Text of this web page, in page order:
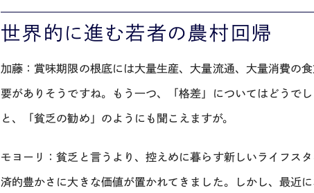
世界的に進む若者の農村回帰
加藤：賞味期限の根底には大量生産、大量流通、大量消費の
要がありそうですね。もう一つ、「格差」についてはどうで
と、「貧乏の勧め」のようにも聞こえますが。
モヨーリ：貧乏と言うより、控えめに暮らす新しいライフス
済的豊かさに大きな価値が置かれてきました。しかし、最近